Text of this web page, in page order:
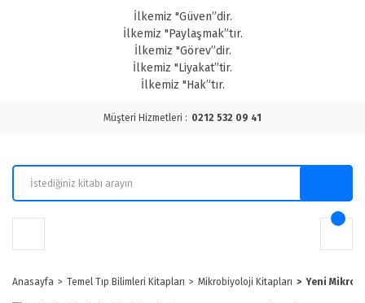
İlkemiz "Güven”dir.
İlkemiz "Paylaşmak”tır.
İlkemiz "Görev”dir.
İlkemiz "Liyakat”tir.
İlkemiz "Hak”tır.
Müşteri Hizmetleri : 0212 532 09 41
Anasayfa Temel Tıp Bilimleri Kitapları Mikrobiyoloji Kitapları Yeni